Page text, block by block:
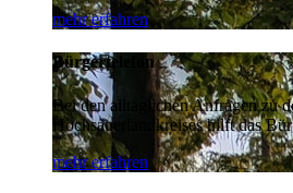
mehr erfahren
Bürgertelefon
Bei den alltäglichen Anfragen zu
Hochsauerlandkreises hilft das
mehr erfahren